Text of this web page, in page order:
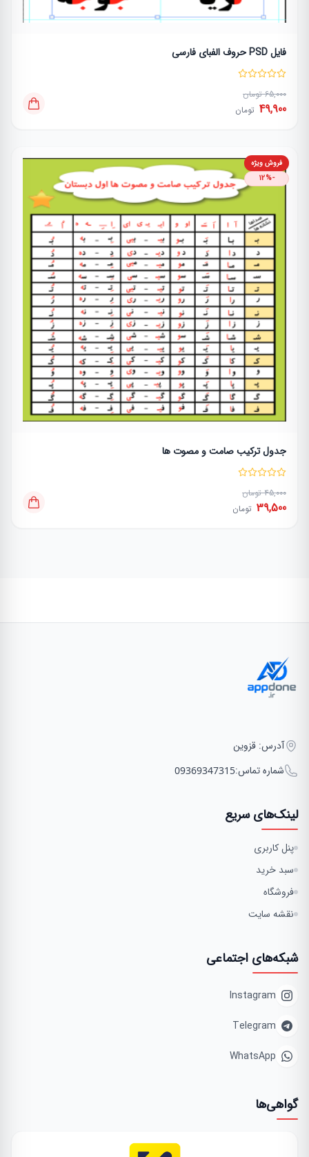
فایل PSD حروف الفبای فارسی
65,000 تومان
49,900 تومان
فروش ویژه
-12%
جدول ترکیب صامت و مصوت ها
45,000 تومان
39,500 تومان
آدرس: قزوین
شماره تماس:09369347315
لینک‌های سریع
پنل کاربری
سبد خرید
فروشگاه
نقشه سایت
شبکه‌های اجتماعی
Instagram
Telegram
WhatsApp
گواهی‌ها